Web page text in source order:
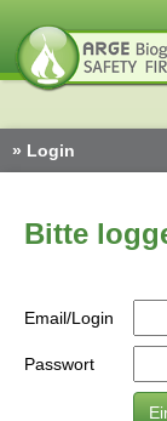
» Login
Bitte
Email/Login
Passwort